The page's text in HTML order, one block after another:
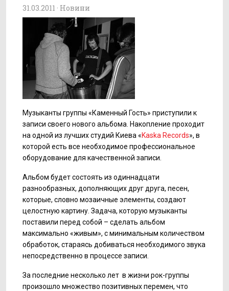
31.03.2011 · Новини
Музыканты группы «Каменный Гость» приступили к
записи своего нового альбома. Накопление проходит
на одной из лучших студий Киева «Kaska Records», в
которой есть все необходимое профессиональное
оборудование для качественной записи.
Альбом будет состоять из одиннадцати
разнообразных, дополняющих друг друга, песен,
которые, словно мозаичные элементы, создают
целостную картину. Задача, которую музыканты
поставили перед собой – сделать альбом
максимально «живым», с минимальным количеством
обработок, стараясь добиваться необходимого звука
непосредственно в процессе записи.
За последние несколько лет в жизни рок-группы
произошло множество позитивных перемен, что